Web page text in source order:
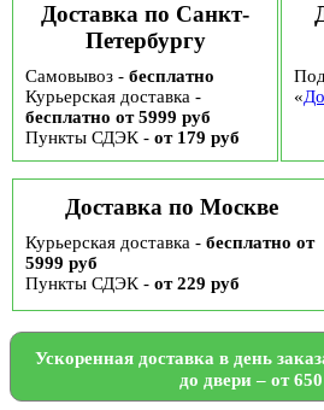
Доставка по Санкт-
Петербургу
Самовывоз - бесплатно
Курьерская доставка -
бесплатно от 5999 руб
Пункты СДЭК - от 179 руб
«
Доставка по Москве
Курьерская доставка - бесплатно от
5999 руб
Пункты СДЭК - от 229 руб
Ускоренная доставка в день
до двери – от